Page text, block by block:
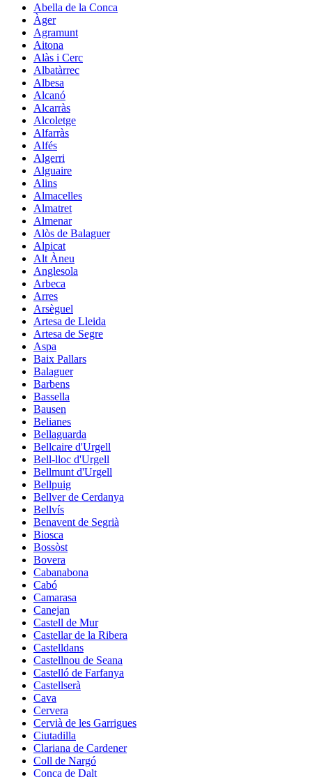
Abella de la Conca
Àger
Agramunt
Aitona
Alàs i Cerc
Albatàrrec
Albesa
Alcanó
Alcarràs
Alcoletge
Alfarràs
Alfés
Algerri
Alguaire
Alins
Almacelles
Almatret
Almenar
Alòs de Balaguer
Alpicat
Alt Àneu
Anglesola
Arbeca
Arres
Arsèguel
Artesa de Lleida
Artesa de Segre
Aspa
Baix Pallars
Balaguer
Barbens
Bassella
Bausen
Belianes
Bellaguarda
Bellcaire d'Urgell
Bell-lloc d'Urgell
Bellmunt d'Urgell
Bellpuig
Bellver de Cerdanya
Bellvís
Benavent de Segrià
Biosca
Bossòst
Bovera
Cabanabona
Cabó
Camarasa
Canejan
Castell de Mur
Castellar de la Ribera
Castelldans
Castellnou de Seana
Castelló de Farfanya
Castellserà
Cava
Cervera
Cervià de les Garrigues
Ciutadilla
Clariana de Cardener
Coll de Nargó
Conca de Dalt